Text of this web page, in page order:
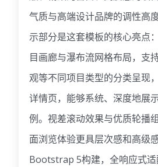
气质与高端设计品牌的调性高
示部分是这套模板的核心亮点
目画廊与瀑布流网格布局，支
观等不同项目类型的分类呈现
详情页，能够系统、深度地展
例。视差滚动效果与优质轮播
面浏览体验更具层次感和高级
Bootstrap 5构建，全响应式